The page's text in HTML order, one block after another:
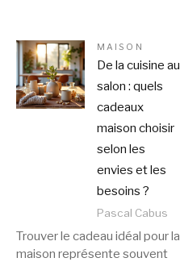
MAISON
De la cuisine au
salon : quels
cadeaux
maison choisir
selon les
envies et les
besoins ?
Pascal Cabus
Trouver le cadeau idéal pour la
maison représente souvent